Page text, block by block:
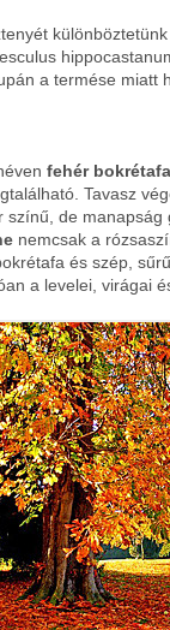
a termése miatt
fehér bokrétafa
Tavasz
színű, de
nemcsak a
és szép,
a levelei, virágai